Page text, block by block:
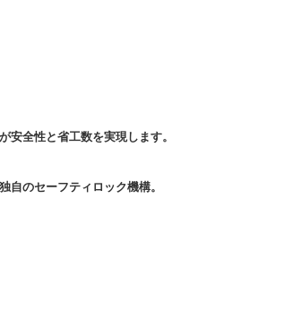
安全性と省工数を実現します。
自のセーフティロック機構。